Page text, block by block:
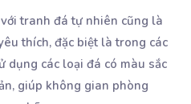
tranh đá tự nhiên cũng là
thích, đặc biệt là trong các
dụng các loại đá có màu sắc
giúp không gian phòng